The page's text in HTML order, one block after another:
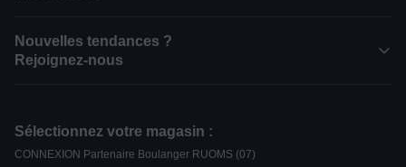
Nouvelles tendances ?
Rejoignez-nous
Sélectionnez votre magasin :
CONNEXION Partenaire Boulanger RUOMS (07)